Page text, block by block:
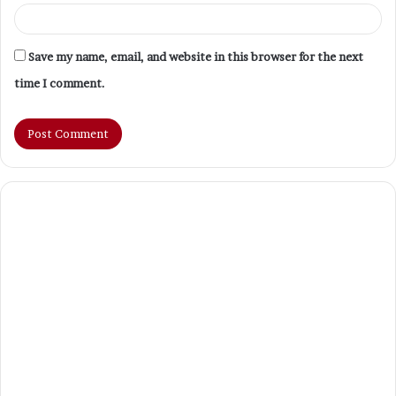
Save my name, email, and website in this browser for the next
time I comment.